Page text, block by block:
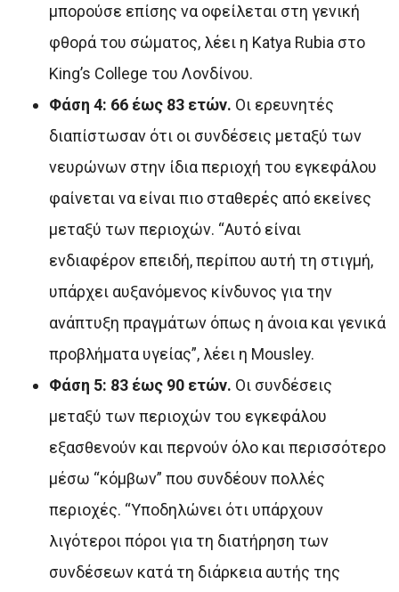
μπορούσε επίσης να οφείλεται στη γενική
φθορά του σώματος, λέει η Katya Rubia στο
King’s College του Λονδίνου.
Φάση 4: 66 έως 83 ετών. Οι ερευνητές
διαπίστωσαν ότι οι συνδέσεις μεταξύ των
νευρώνων στην ίδια περιοχή του εγκεφάλου
φαίνεται να είναι πιο σταθερές από εκείνες
μεταξύ των περιοχών. “Αυτό είναι
ενδιαφέρον επειδή, περίπου αυτή τη στιγμή,
υπάρχει αυξανόμενος κίνδυνος για την
ανάπτυξη πραγμάτων όπως η άνοια και γενικά
προβλήματα υγείας”, λέει η Mousley.
Φάση 5: 83 έως 90 ετών. Οι συνδέσεις
μεταξύ των περιοχών του εγκεφάλου
εξασθενούν και περνούν όλο και περισσότερο
μέσω “κόμβων” που συνδέουν πολλές
περιοχές. “Υποδηλώνει ότι υπάρχουν
λιγότεροι πόροι για τη διατήρηση των
συνδέσεων κατά τη διάρκεια αυτής της